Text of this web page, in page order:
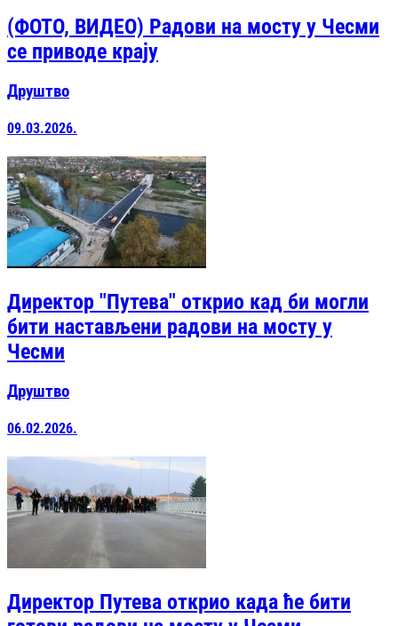
(ФОТО, ВИДЕО) Радови на мосту у Чесми
се приводе крају
Друштво
09.03.2026.
Директор "Путева" открио кад би могли
бити настављени радови на мосту у
Чесми
Друштво
06.02.2026.
Директор Путева открио када ће бити